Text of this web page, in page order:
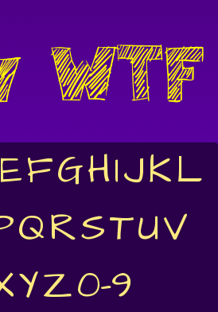
EFGHIJKL
QRSTUV
YZ0-9